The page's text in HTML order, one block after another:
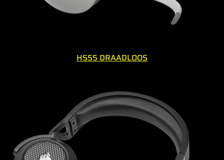
HS55 DRAADLOOS